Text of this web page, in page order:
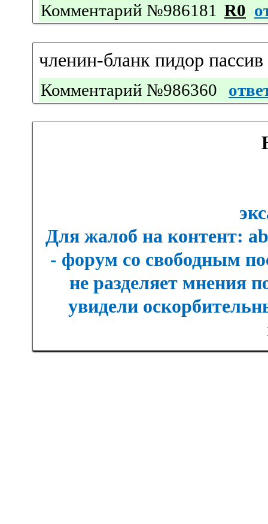
Комментарий №986181 R0
членин-бланк пидор пассив
Комментарий №986360
Для жалоб на контент:
- форум со свободным
не разделяет мнения
увидели